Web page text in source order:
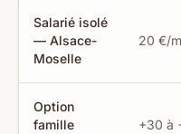
Salarié isolé
— Alsace-
Moselle
20 €/
Option
famille
+30 à